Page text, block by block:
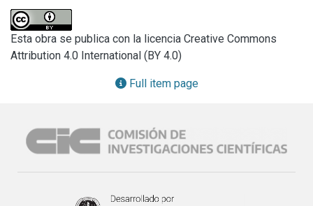
ACE, renina y la ruta de las quimasas (vía alternativa que
sintetiza un potente vasoconstrictor: angiotensina II). A
corto plazo, se profundizarán los análisis de los
mecanismos de acción de estos inhibidores y se realizarán
estudios in vivo en un modelo de ratas espontáneamente
En paralelo me encuentro trabajando en colaboración con la
Dra. Avanza en la caracterización estructural de cowpea
Esta obra se publica con la licencia Creative Commons
Attribution 4.0 International (BY 4.0)
Full item page